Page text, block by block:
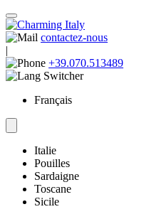
contactez-nous
|
+39.070.513489
Français
Italie
Pouilles
Sardaigne
Toscane
Sicile